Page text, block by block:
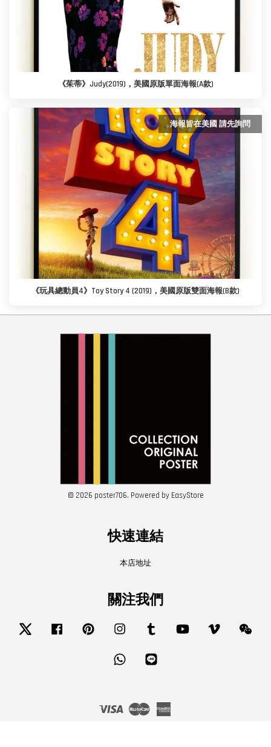
《茱蒂》Judy(2019)，美國原版單面海報(A款)
海報皆在美國 請先詢問
《玩具總動員4》Toy Story 4 (2019)，美國原版雙面海報(B款)
© 2026 poster706. Powered by EasyStore
快速連結
本店地址
關注我們
Twitter Facebook Pinterest Instagram Tumblr YouTube Vimeo
Whatsapp
Visa Master